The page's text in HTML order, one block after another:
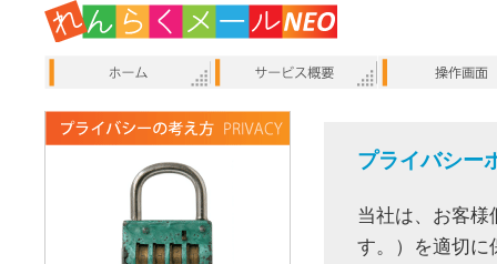
プライバシー
当社は、お客様
す。）を適切に